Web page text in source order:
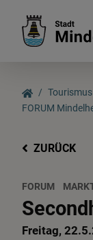
FORUM
ZURÜCK
FORUM
Freitag,